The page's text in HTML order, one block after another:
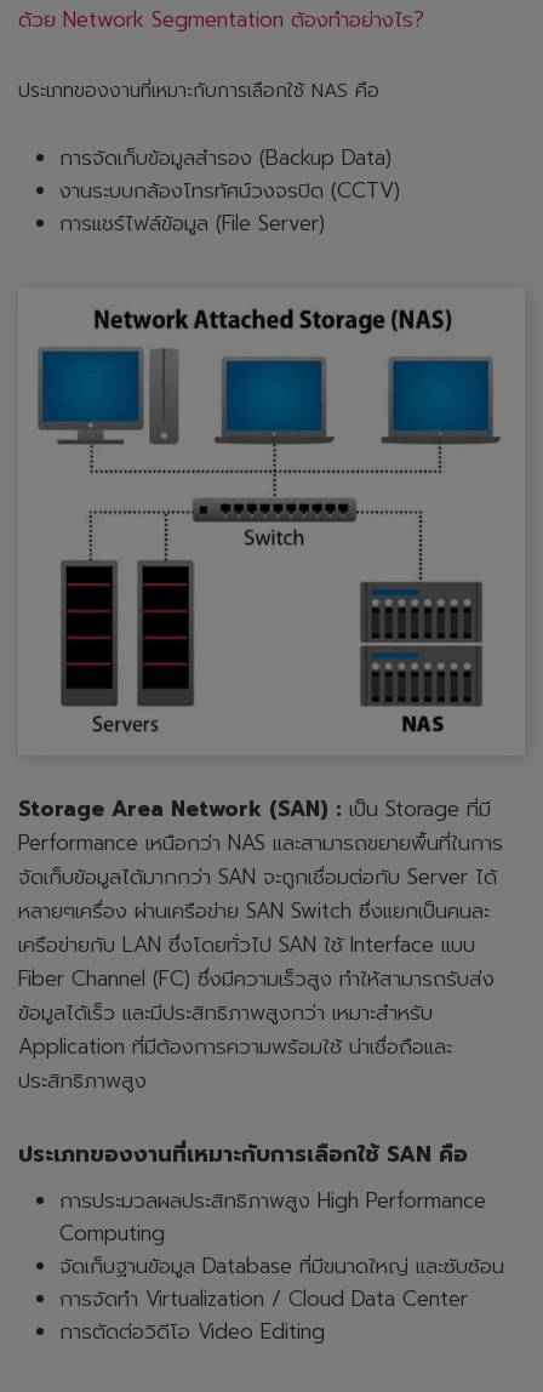
ด้วย Network Segmentation ต้องทำอย่างไร?
ประเภทของงานที่เหมาะกับการเลือกใช้ NAS คือ
การจัดเก็บข้อมูลสำรอง (Backup Data)
งานระบบกล้องโทรทัศน์วงจรปิด (CCTV)
การแชร์ไฟล์ข้อมูล (File Server)
Storage Area Network (SAN) : เป็น Storage ที่มี
Performance เหนือกว่า NAS และสามารถขยายพื้นที่ในการ
จัดเก็บข้อมูลได้มากกว่า SAN จะถูกเชื่อมต่อกับ Server ได้
หลายๆเครื่อง ผ่านเครือข่าย SAN Switch ซึ่งแยกเป็นคนละ
เครือข่ายกับ LAN ซึ่งโดยทั่วไป SAN ใช้ Interface แบบ
Fiber Channel (FC) ซึ่งมีความเร็วสูง ทำให้สามารถรับส่ง
ข้อมูลได้เร็ว และมีประสิทธิภาพสูงกว่า เหมาะสำหรับ
Application ที่มีต้องการความพร้อมใช้ น่าเชื่อถือและ
ประสิทธิภาพสูง
ประเภทของงานที่เหมาะกับการเลือกใช้ SAN คือ
การประมวลผลประสิทธิภาพสูง High Performance
Computing
จัดเก็บฐานข้อมูล Database ที่มีขนาดใหญ่ และซับซ้อน
การจัดทำ Virtualization / Cloud Data Center
การตัดต่อวิดีโอ Video Editing